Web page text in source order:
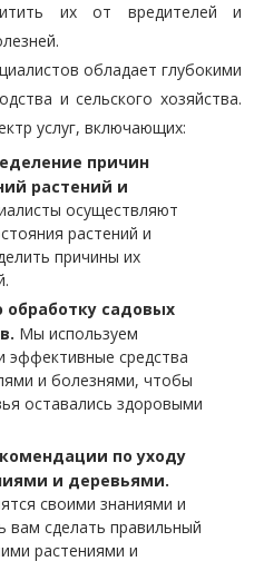
их от вредителей и
обладает глубокими
и сельского хозяйства.
услуг, включающих:
причин
растений и
осуществляют
растений и
причины их
садовых
Мы используем
средства
и болезнями, чтобы
оставались здоровыми
по уходу
и деревьями.
своими знаниями и
сделать правильный
растениями и